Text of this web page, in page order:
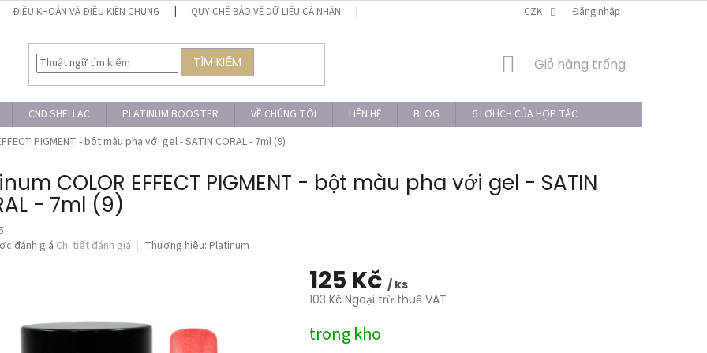
ĐIỀU KHOẢN VÀ ĐIỀU KIỆN CHUNG QUY CHẾ BẢO VỆ DỮ LIỆU CÁ NHÂN CZK Đăng nhập
TÌM KIẾM
GIỎ
Giỏ hàng trống
CND SHELLAC PLATINUM BOOSTER VỀ CHÚNG TÔI LIÊN HỆ BLOG
6 LỢI ÍCH CỦA HỢP TÁC
PIGMENT - bột màu pha với gel - SATIN CORAL - 7ml (9)
COLOR EFFECT PIGMENT - bột màu pha với gel - SATIN
- 7ml (9)
đánh giá Chi tiết đánh giá Thương hiệu: Platinum
125 Kč / ks
103 Kč Ngoại trừ thuế VAT
đo
trong kho